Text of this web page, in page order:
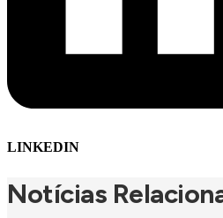
LINKEDIN
Notícias